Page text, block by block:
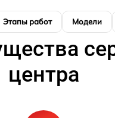
Этапы работ Модели
центра